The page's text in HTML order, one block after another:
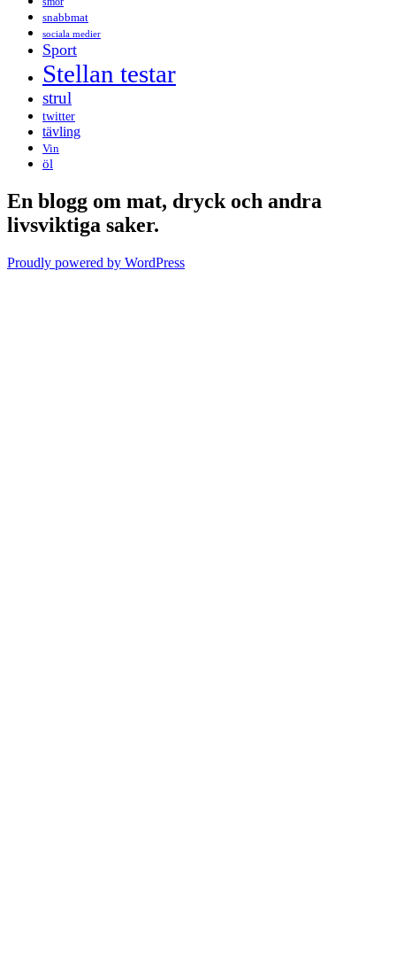
snabbmat
sociala medier
Sport
Stellan testar
strul
twitter
tävling
Vin
öl
En blogg om mat, dryck och andra
livsviktiga saker.
Proudly powered by WordPress